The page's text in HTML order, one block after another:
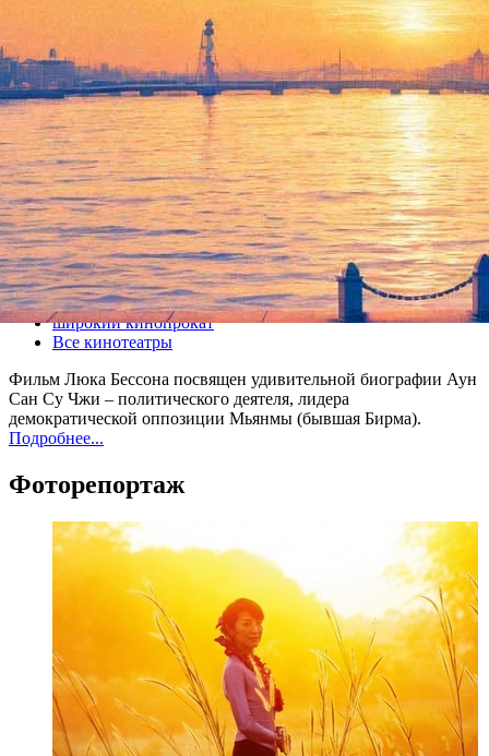
Леди
05 июня 2012, вторник-26 июля 2012, четверг
Версия для печати
Все кино
широкий кинопрокат
Все кинотеатры
Фильм Люка Бессона посвящен удивительной биографии Аун
Сан Су Чжи – политического деятеля, лидера
демократической оппозиции Мьянмы (бывшая Бирма).
Подробнее...
Фоторепортаж